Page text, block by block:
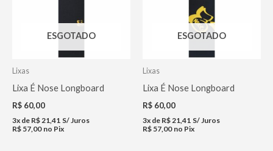
ESGOTADO
Lixas
Lixa É Nose Longboard
R$ 60,00
3x de R$ 21,41 S/ Juros
R$ 57,00 no Pix
ESGOTADO
Lixas
Lixa É Nose Longboard
R$ 60,00
3x de R$ 21,41 S/ Juros
R$ 57,00 no Pix